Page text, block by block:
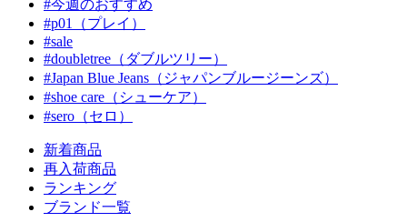
#今週のおすすめ
#p01（プレイ）
#sale
#doubletree（ダブルツリー）
#Japan Blue Jeans（ジャパンブルージーンズ）
#shoe care（シューケア）
#sero（セロ）
新着商品
再入荷商品
ランキング
ブランド一覧